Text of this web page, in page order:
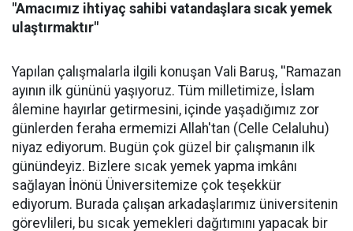
"Amacımız ihtiyaç sahibi vatandaşlara sıcak yemek
ulaştırmaktır"
Yapılan çalışmalarla ilgili konuşan Vali Baruş, ''Ramazan
ayının ilk gününü yaşıyoruz. Tüm milletimize, İslam
âlemine hayırlar getirmesini, içinde yaşadığımız zor
günlerden feraha ermemizi Allah'tan (Celle Celaluhu)
niyaz ediyorum. Bugün çok güzel bir çalışmanın ilk
günündeyiz. Bizlere sıcak yemek yapma imkânı
sağlayan İnönü Üniversitemize çok teşekkür
ediyorum. Burada çalışan arkadaşlarımız üniversitenin
görevlileri, bu sıcak yemekleri dağıtımını yapacak bir